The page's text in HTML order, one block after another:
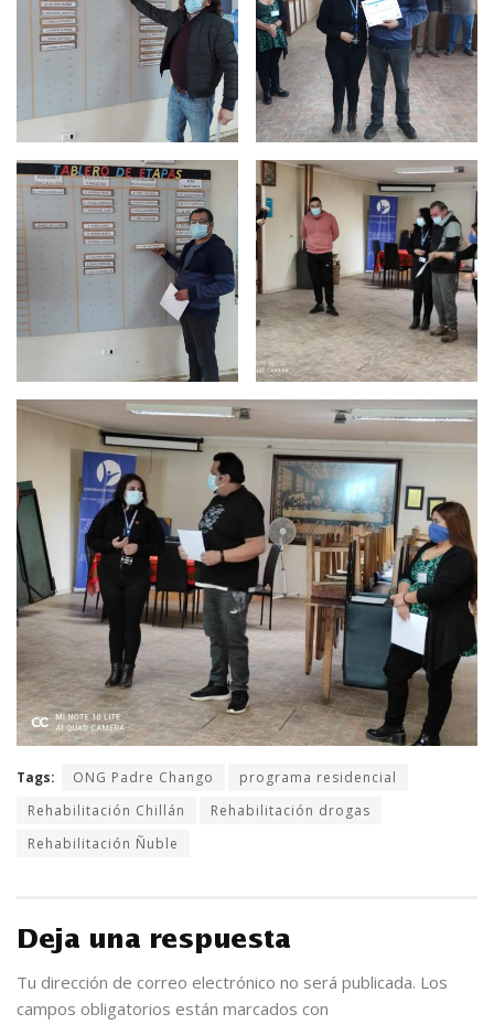
Tags: ONG Padre Chango
programa residencial
Rehabilitación Chillán
Rehabilitación drogas
Rehabilitación Ñuble
Deja una respuesta
Tu dirección de correo electrónico no será publicada. Los
campos obligatorios están marcados con